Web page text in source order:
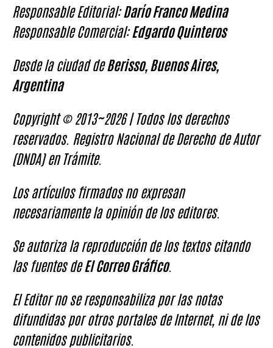
Responsable Editorial:Darío Franco Medina
Responsable Comercial:Edgardo Quinteros
Desde la ciudad deBerisso, Buenos Aires,
Argentina
Copyright © 2013~2026 | Todos los derechos
reservados. Registro Nacional de Derecho de Autor
(DNDA) en Trámite.
Los artículos firmados no expresan
necesariamente la opinión de los editores.
Se autoriza la reproducción de los textos citando
las fuentes deEl Correo Gráfico.
El Editor no se responsabiliza por las notas
difundidas por otros portales de Internet, ni de los
contenidos publicitarios.